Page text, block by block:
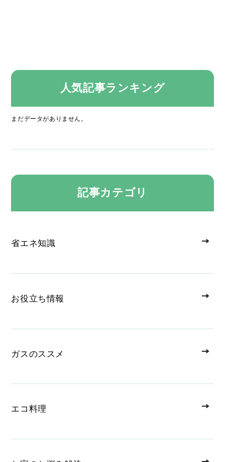
人気記事ランキング
まだデータがありません。
記事カテゴリ
省エネ知識
お役立ち情報
ガスのススメ
エコ料理